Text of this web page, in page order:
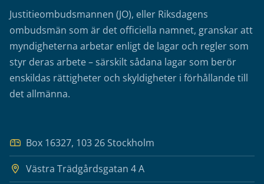
Justitieombudsmannen (JO), eller Riksdagens
ombudsmän som är det officiella namnet, granskar att
myndigheterna arbetar enligt de lagar och regler som
styr deras arbete – särskilt sådana lagar som berör
enskildas rättigheter och skyldigheter i förhållande till
det allmänna.
Box 16327, 103 26 Stockholm
Västra Trädgårdsgatan 4 A